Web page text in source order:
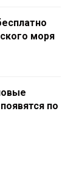
моря
по